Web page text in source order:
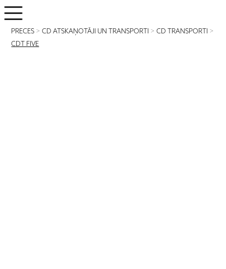
PRECES >CD ATSKAŅOTĀJI UN TRANSPORTI >CD TRANSPORTI >
CDT FIVE